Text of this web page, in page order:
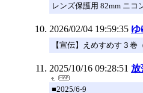
レンズ保護用 82mm ニコ
2026/02/04 19:59:35 ゆ
【宣伝】えめすめす３巻
2025/10/16 09:28:51 放
■2025/6-9